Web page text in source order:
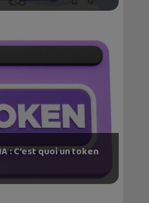
: C’est quoi un token